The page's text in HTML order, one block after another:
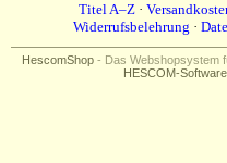
Titel A–Z ·
Widerrufsbelehrung ·
HescomShop - Das Webshopsystem
HESCOM-Software